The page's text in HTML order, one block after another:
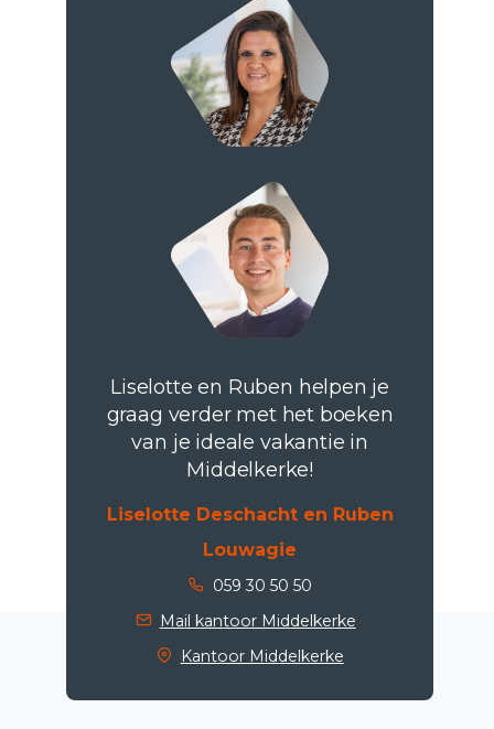
Liselotte en Ruben helpen je
graag verder met het boeken
van je ideale vakantie in
Middelkerke!
Liselotte Deschacht en Ruben
Louwagie
059 30 50 50
Mail kantoor Middelkerke
Kantoor Middelkerke